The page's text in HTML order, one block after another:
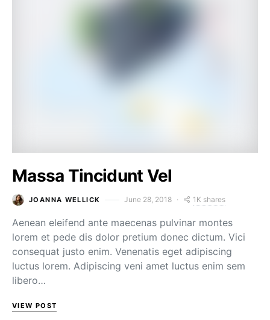
Massa Tincidunt Vel
JOANNA WELLICK June 28, 2018 1K shares
Aenean eleifend ante maecenas pulvinar montes
lorem et pede dis dolor pretium donec dictum. Vici
consequat justo enim. Venenatis eget adipiscing
luctus lorem. Adipiscing veni amet luctus enim sem
libero…
VIEW POST